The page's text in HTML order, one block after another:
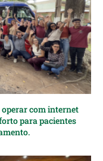
com internet
para pacientes